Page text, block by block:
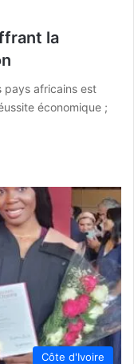
la
pays africains est
économique ;
Côte d'Ivoire